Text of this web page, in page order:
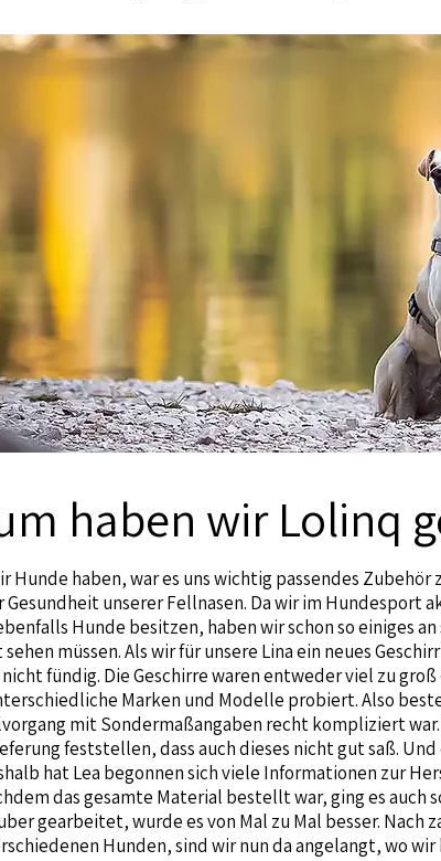
haben wir Lolinq
Hunde haben, war es uns wichtig passendes
unserer Fellnasen. Da wir im Hundesport
Hunde besitzen, haben wir schon so einiges
müssen. Als wir für unsere Lina ein neues
fündig. Die Geschirre waren entweder viel zu
Marken und Modelle probiert. Also
mit Sondermaßangaben recht kompliziert
feststellen, dass auch dieses nicht gut saß.
hat Lea begonnen sich viele Informationen zur
das gesamte Material bestellt war, ging es auch
gearbeitet, wurde es von Mal zu Mal besser. Nach
Hunden, sind wir nun da angelangt, wo wir